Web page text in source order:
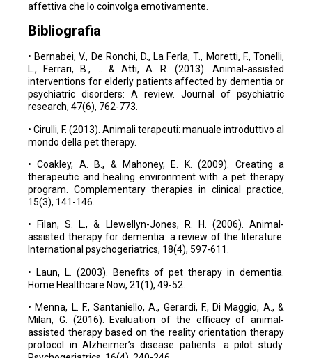
affettiva che lo coinvolga emotivamente.
Bibliografia
• Bernabei, V., De Ronchi, D., La Ferla, T., Moretti, F., Tonelli,
L., Ferrari, B., … & Atti, A. R. (2013). Animal-assisted
interventions for elderly patients affected by dementia or
psychiatric disorders: A review. Journal of psychiatric
research, 47(6), 762-773.
• Cirulli, F. (2013). Animali terapeuti: manuale introduttivo al
mondo della pet therapy.
• Coakley, A. B., & Mahoney, E. K. (2009). Creating a
therapeutic and healing environment with a pet therapy
program. Complementary therapies in clinical practice,
15(3), 141-146.
• Filan, S. L., & Llewellyn-Jones, R. H. (2006). Animal-
assisted therapy for dementia: a review of the literature.
International psychogeriatrics, 18(4), 597-611.
• Laun, L. (2003). Benefits of pet therapy in dementia.
Home Healthcare Now, 21(1), 49-52.
• Menna, L. F., Santaniello, A., Gerardi, F., Di Maggio, A., &
Milan, G. (2016). Evaluation of the efficacy of animal‐
assisted therapy based on the reality orientation therapy
protocol in Alzheimer’s disease patients: a pilot study.